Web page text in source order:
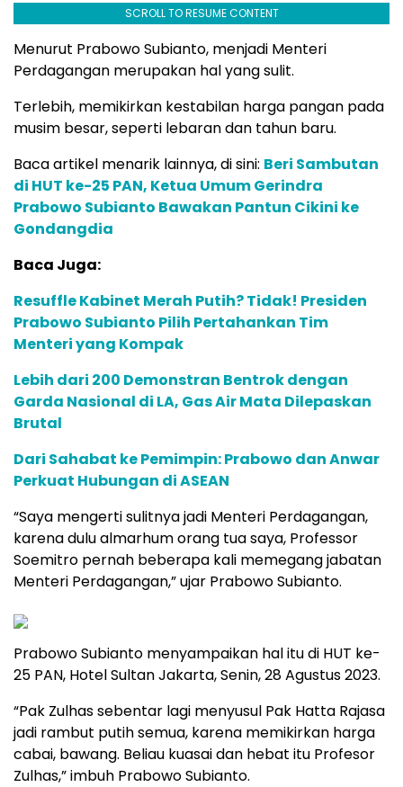
SCROLL TO RESUME CONTENT
Menurut Prabowo Subianto, menjadi Menteri
Perdagangan merupakan hal yang sulit.
Terlebih, memikirkan kestabilan harga pangan pada
musim besar, seperti lebaran dan tahun baru.
Baca artikel menarik lainnya, di sini: Beri Sambutan
di HUT ke-25 PAN, Ketua Umum Gerindra
Prabowo Subianto Bawakan Pantun Cikini ke
Gondangdia
Baca Juga:
Resuffle Kabinet Merah Putih? Tidak! Presiden
Prabowo Subianto Pilih Pertahankan Tim
Menteri yang Kompak
Lebih dari 200 Demonstran Bentrok dengan
Garda Nasional di LA, Gas Air Mata Dilepaskan
Brutal
Dari Sahabat ke Pemimpin: Prabowo dan Anwar
Perkuat Hubungan di ASEAN
“Saya mengerti sulitnya jadi Menteri Perdagangan,
karena dulu almarhum orang tua saya, Professor
Soemitro pernah beberapa kali memegang jabatan
Menteri Perdagangan,” ujar Prabowo Subianto.
Prabowo Subianto menyampaikan hal itu di HUT ke-
25 PAN, Hotel Sultan Jakarta, Senin, 28 Agustus 2023.
“Pak Zulhas sebentar lagi menyusul Pak Hatta Rajasa
jadi rambut putih semua, karena memikirkan harga
cabai, bawang. Beliau kuasai dan hebat itu Profesor
Zulhas,” imbuh Prabowo Subianto.